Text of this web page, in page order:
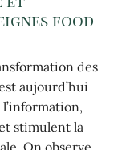
food
des
aujourd’hui
stimulent la